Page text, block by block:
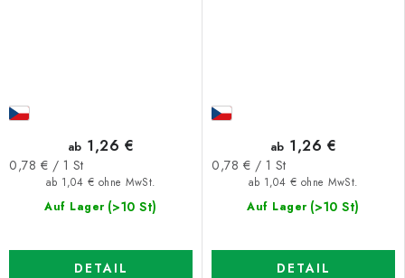
Auf Lager (>10 St)
ab 1,04 € ohne MwSt.
ab 1,26 €
Verkaufspreis:
0,78 € / 1 St
DETAIL
Auf Lager (>10 St)
ab 1,04 € ohne MwSt.
ab 1,26 €
Verkaufspreis:
0,78 € / 1 St
DETAIL